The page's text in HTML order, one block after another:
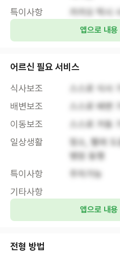
특이사항
카카오 택시
앱으로 내용
어르신 필요 서비스
식사보조
스스로 식사
배변보조
스스로 배변
이동보조
스스로 거동
일상생활
청소, 빨래
병원 동행
특이사항
주차가능
기타사항
앱으로 내용
전형 방법